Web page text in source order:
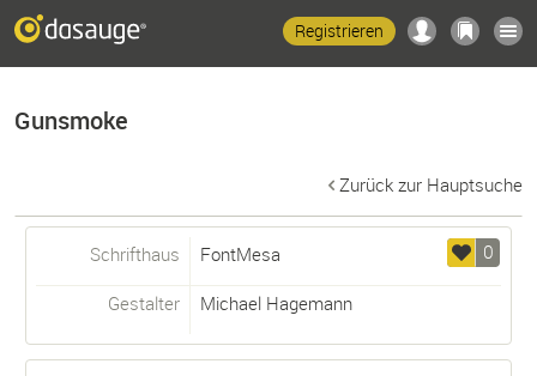
Registrieren
Gunsmoke
Zurück zur Hauptsuche
0
Schrifthaus FontMesa
Gestalter Michael Hagemann